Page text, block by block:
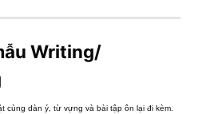
Writing/
cùng dàn ý, từ vựng và bài tập ôn lại đi kèm.